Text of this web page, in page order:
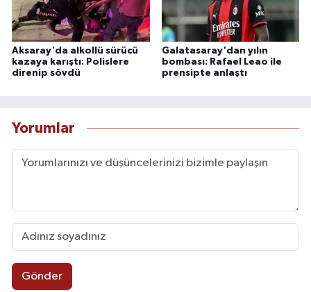
Aksaray'da alkollü sürücü
kazaya karıştı: Polislere
direnip sövdü
Galatasaray'dan yılın
bombası: Rafael Leao ile
prensipte anlaştı
Yorumlar
Gönder